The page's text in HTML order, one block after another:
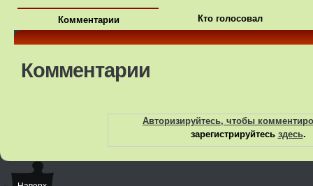
Комментарии Кто голосовал
Комментарии
Авторизируйтесь, чтобы
зарегистрируйтесь здесь.